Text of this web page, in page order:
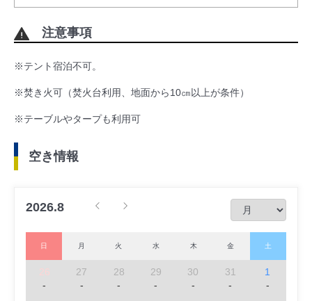
注意事項
※テント宿泊不可。
※焚き火可（焚火台利用、地面から10㎝以上が条件）
※テーブルやタープも利用可
空き情報
2026.8
日 月 火 水 木 金 土
26
-
27
-
28
-
29
-
30
-
31
-
1
-